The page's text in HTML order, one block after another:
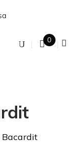
0
Bacardit